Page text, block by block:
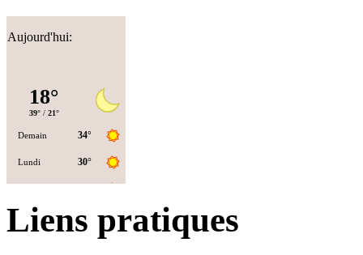
Aujourd'hui:
Liens pratiques